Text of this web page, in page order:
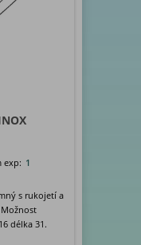
exp: 1
s rukojetí a
délka 31.